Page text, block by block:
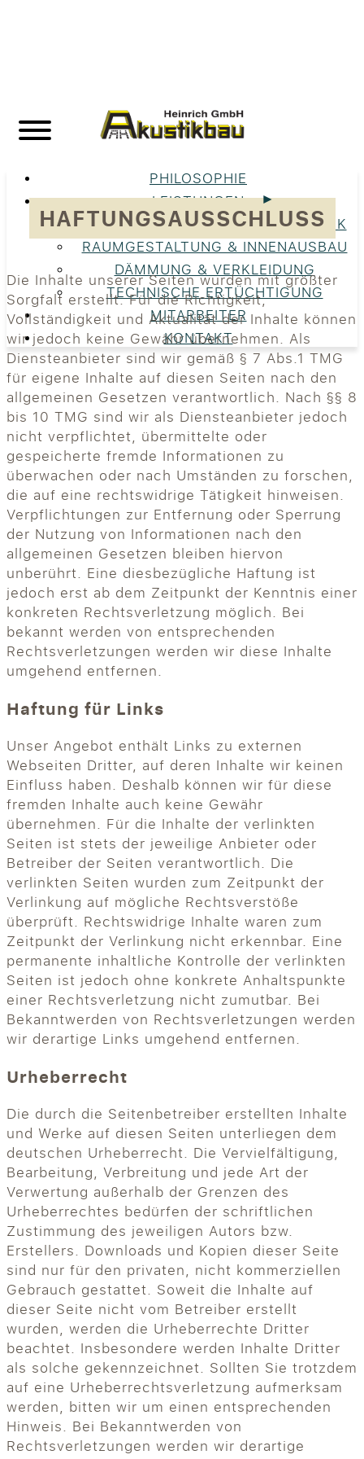
PHILOSOPHIE
LEISTUNGEN
UNSERE LEISTUNGEN IM ÜBERBLICK
RAUMGESTALTUNG & INNENAUSBAU
DÄMMUNG & VERKLEIDUNG
TECHNISCHE ERTÜCHTIGUNG
MITARBEITER
KONTAKT
HAFTUNGSAUSSCHLUSS
Die Inhalte unserer Seiten wurden mit größter
Sorgfalt erstellt. Für die Richtigkeit,
Vollständigkeit und Aktualität der Inhalte können
wir jedoch keine Gewähr übernehmen. Als
Diensteanbieter sind wir gemäß § 7 Abs.1 TMG
für eigene Inhalte auf diesen Seiten nach den
allgemeinen Gesetzen verantwortlich. Nach §§ 8
bis 10 TMG sind wir als Diensteanbieter jedoch
nicht verpflichtet, übermittelte oder
gespeicherte fremde Informationen zu
überwachen oder nach Umständen zu forschen,
die auf eine rechtswidrige Tätigkeit hinweisen.
Verpflichtungen zur Entfernung oder Sperrung
der Nutzung von Informationen nach den
allgemeinen Gesetzen bleiben hiervon
unberührt. Eine diesbezügliche Haftung ist
jedoch erst ab dem Zeitpunkt der Kenntnis einer
konkreten Rechtsverletzung möglich. Bei
bekannt werden von entsprechenden
Rechtsverletzungen werden wir diese Inhalte
umgehend entfernen.
Haftung für Links
Unser Angebot enthält Links zu externen
Webseiten Dritter, auf deren Inhalte wir keinen
Einfluss haben. Deshalb können wir für diese
fremden Inhalte auch keine Gewähr
übernehmen. Für die Inhalte der verlinkten
Seiten ist stets der jeweilige Anbieter oder
Betreiber der Seiten verantwortlich. Die
verlinkten Seiten wurden zum Zeitpunkt der
Verlinkung auf mögliche Rechtsverstöße
überprüft. Rechtswidrige Inhalte waren zum
Zeitpunkt der Verlinkung nicht erkennbar. Eine
permanente inhaltliche Kontrolle der verlinkten
Seiten ist jedoch ohne konkrete Anhaltspunkte
einer Rechtsverletzung nicht zumutbar. Bei
Bekanntwerden von Rechtsverletzungen werden
wir derartige Links umgehend entfernen.
Urheberrecht
Die durch die Seitenbetreiber erstellten Inhalte
und Werke auf diesen Seiten unterliegen dem
deutschen Urheberrecht. Die Vervielfältigung,
Bearbeitung, Verbreitung und jede Art der
Verwertung außerhalb der Grenzen des
Urheberrechtes bedürfen der schriftlichen
Zustimmung des jeweiligen Autors bzw.
Erstellers. Downloads und Kopien dieser Seite
sind nur für den privaten, nicht kommerziellen
Gebrauch gestattet. Soweit die Inhalte auf
dieser Seite nicht vom Betreiber erstellt
wurden, werden die Urheberrechte Dritter
beachtet. Insbesondere werden Inhalte Dritter
als solche gekennzeichnet. Sollten Sie trotzdem
auf eine Urheberrechtsverletzung aufmerksam
werden, bitten wir um einen entsprechenden
Hinweis. Bei Bekanntwerden von
Rechtsverletzungen werden wir derartige